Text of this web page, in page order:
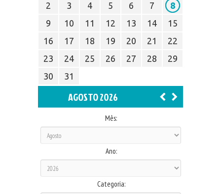
2
3 4 5 6 7
8
9
10 11 12 13 14
15
16
17 18 19 20 21
22
23
24 25 26 27 28
29
30
31
AGOSTO 2026
Mês:
Ano:
Categoria: